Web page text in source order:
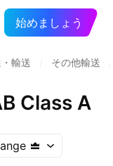
始めましょう
輸送 その他輸送
Class A